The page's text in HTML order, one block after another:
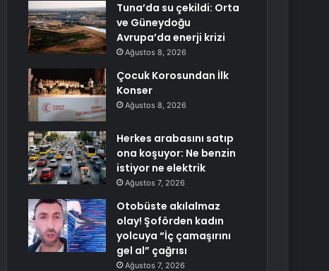
Tuna’da su çekildi: Orta
ve Güneydoğu
Avrupa’da enerji krizi
Ağustos 8, 2026
Çocuk Korosundan İlk
Konser
Ağustos 8, 2026
Herkes arabasını satıp
ona koşuyor: Ne benzin
istiyor ne elektrik
Ağustos 7, 2026
Otobüste akılalmaz
olay! Şoförden kadın
yolcuya “İç çamaşırını
gel al” çağrısı
Ağustos 7, 2026